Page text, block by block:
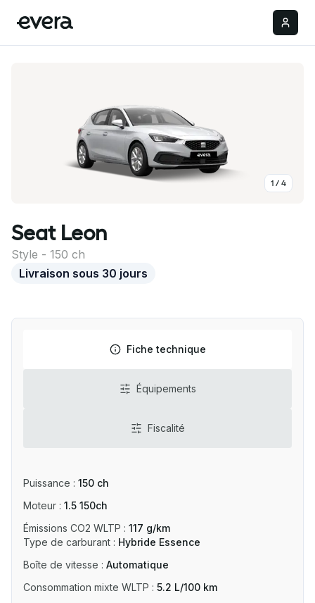
1 / 4
Seat Leon
Style - 150 ch
Livraison sous 30 jours
Fiche technique
Équipements
Fiscalité
Puissance : 150 ch
Moteur : 1.5 150ch
Émissions CO2 WLTP : 117 g/km
Type de carburant : Hybride Essence
Boîte de vitesse : Automatique
Consommation mixte WLTP : 5.2 L/100 km